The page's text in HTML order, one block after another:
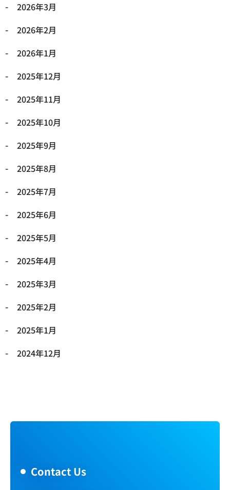
2026年3月
2026年2月
2026年1月
2025年12月
2025年11月
2025年10月
2025年9月
2025年8月
2025年7月
2025年6月
2025年5月
2025年4月
2025年3月
2025年2月
2025年1月
2024年12月
Contact Us